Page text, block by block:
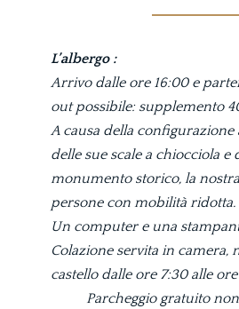
L’albergo :
Arrivo dalle ore 16:00 e
out possibile: supplemento
A causa della
delle sue scale a chiocciola
monumento storico, la
persone con mobilità ridotta.
Un computer e una
Colazione servita in camera,
castello dalle ore 7:30 alle
Parcheggio gratuito